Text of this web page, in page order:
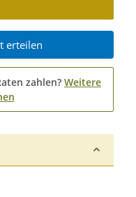
erteilen
zahlen? Weitere